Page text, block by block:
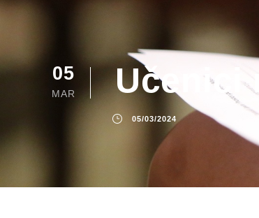
05
MAR Učenici
05/03/2024